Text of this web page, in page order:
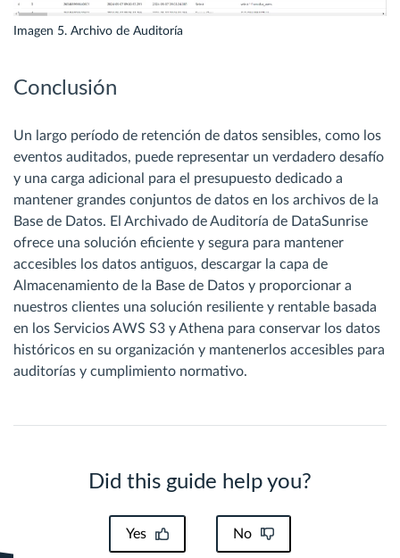
Imagen 5. Archivo de Auditoría
Conclusión
Un largo período de retención de datos sensibles, como los
eventos auditados, puede representar un verdadero desafío
y una carga adicional para el presupuesto dedicado a
mantener grandes conjuntos de datos en los archivos de la
Base de Datos. El Archivado de Auditoría de DataSunrise
ofrece una solución eficiente y segura para mantener
accesibles los datos antiguos, descargar la capa de
Almacenamiento de la Base de Datos y proporcionar a
nuestros clientes una solución resiliente y rentable basada
en los Servicios AWS S3 y Athena para conservar los datos
históricos en su organización y mantenerlos accesibles para
auditorías y cumplimiento normativo.
Did this guide help you?
Yes No